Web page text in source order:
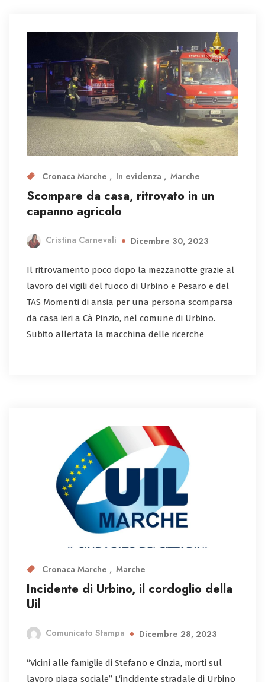
Cronaca Marche In evidenza Marche
Scompare da casa, ritrovato in un
capanno agricolo
Cristina Carnevali Dicembre 30, 2023
Il ritrovamento poco dopo la mezzanotte grazie al
lavoro dei vigili del fuoco di Urbino e Pesaro e del
TAS Momenti di ansia per una persona scomparsa
da casa ieri a Cà Pinzio, nel comune di Urbino.
Subito allertata la macchina delle ricerche
Cronaca Marche Marche
Incidente di Urbino, il cordoglio della
Uil
Comunicato Stampa Dicembre 28, 2023
“Vicini alle famiglie di Stefano e Cinzia, morti sul
lavoro piaga sociale” L‘incidente stradale di Urbino